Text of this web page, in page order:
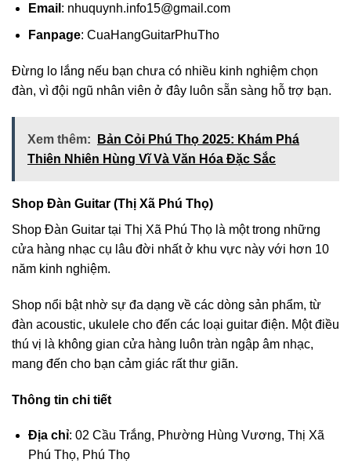
Email : nhuquynh.info15@gmail.com
Fanpage: CuaHangGuitarPhuTho
Đừng lo lắng nếu bạn chưa có nhiều kinh nghiệm chọn
đàn, vì đội ngũ nhân viên ở đây luôn sẵn sàng hỗ trợ bạn.
Xem thêm:
Bản Cỏi Phú Thọ 2025: Khám Phá
Thiên Nhiên Hùng Vĩ Và Văn Hóa Đặc Sắc
Shop Đàn Guitar (Thị Xã Phú Thọ)
Shop Đàn Guitar tại Thị Xã Phú Thọ là một trong những
cửa hàng nhạc cụ lâu đời nhất ở khu vực này với hơn 10
năm kinh nghiệm.
Shop nổi bật nhờ sự đa dạng về các dòng sản phẩm, từ
đàn acoustic, ukulele cho đến các loại guitar điện. Một điều
thú vị là không gian cửa hàng luôn tràn ngập âm nhạc,
mang đến cho bạn cảm giác rất thư giãn.
Thông tin chi tiết
Địa chỉ: 02 Cầu Trắng, Phường Hùng Vương, Thị Xã
Phú Thọ, Phú Thọ